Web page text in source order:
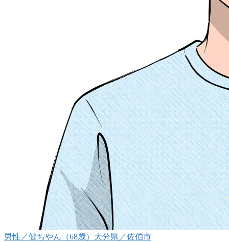
男性 ／健ちやん（68歳） 大分県／佐伯市